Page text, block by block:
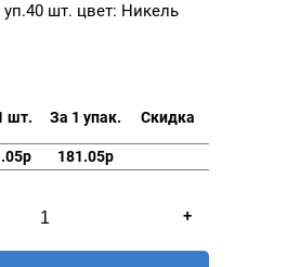
шт. цвет: Никель
шт. За 1 упак. Скидка
181.05р
+